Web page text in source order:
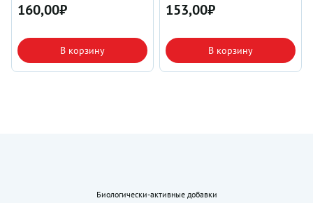
160,00₽
В корзину
153,00₽
В корзину
Биологически-активные добавки